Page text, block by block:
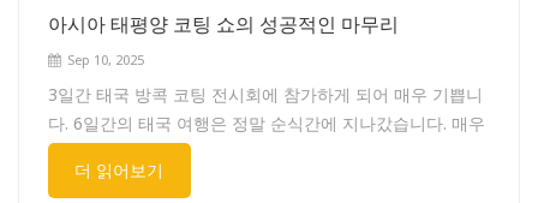
루미늄 페이스트의 특정 용도는 다양한 산업의 요구 사항과
제형에 따라 달라질 수 있다는 점은 주목할 가치가 있습니
다. 또한 알루미늄은 특정 형태에서 가연성 물질일 수 있으
므로 알루미늄 페이스트를 사용할 때는 적용 가능한 안전 지
침을 따라야 합니다.
사항이 높으며 불순물이 없어야 합니다.④ 접착력: 우수한
접착력이 요구되며, 안료가 벗겨지지 않아야 합니다. 3. 추
천 제품① 고객 요구사항 및 사용자 피드백을 바탕으로, 파
인 화이트 3508, 스파클링 5784, 5770, 5760을 추천합니
다.② 탁월한 내후성이 요구되는 일부 코일 코팅의 경우, 수
아시아 태평양 코팅 쇼의 성공적인 마무리
Sep 10, 2025
3일간 태국 방콕 코팅 전시회에 참가하게 되어 매우 기쁩니
다. 6일간의 태국 여행은 정말 순식간에 지나갔습니다. 매우
바빴지만, 많은 전문 고객과 기업을 만나 뵙게 되어 매우 보
람 있고 영광이었습니다.동시에 우리는 현지 음식을 맛보고
더 읽어보기